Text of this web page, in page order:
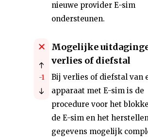
nieuwe provider E-sim
ondersteunen.
-1
Mogelijke
verlies of diefstal
Bij verlies of diefstal van
apparaat met E-sim is de
procedure voor het
de E-sim en het
gegevens mogelijk